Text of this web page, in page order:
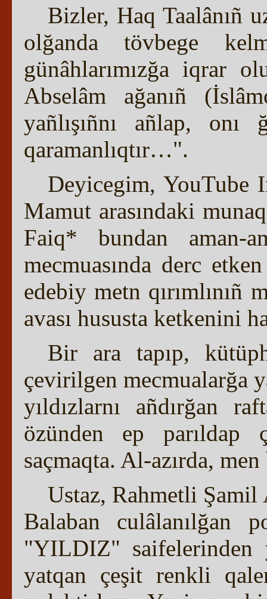
Bizler, Haq Taalânıñ
olğanda tövbege
günâhlarımızğa iqrar
Abselâm ağanıñ
yañlışıñnı añlap,
qaramanlıqtır…".
Deyicegim, YouTube
Mamut arasındaki
Faiq* bundan aman-
mecmuasında derc
edebiy metn qırımlınıñ
avası hususta ketkenini
Bir ara tapıp,
çevirilgen mecmualarğa
yıldızlarnı añdırğan
özünden ep parıldap
saçmaqta. Al-azırda,
Ustaz, Rahmetli Şamil
Balaban culâlanılğan
"YILDIZ" saifelerinden
yatqan çeşit renkli